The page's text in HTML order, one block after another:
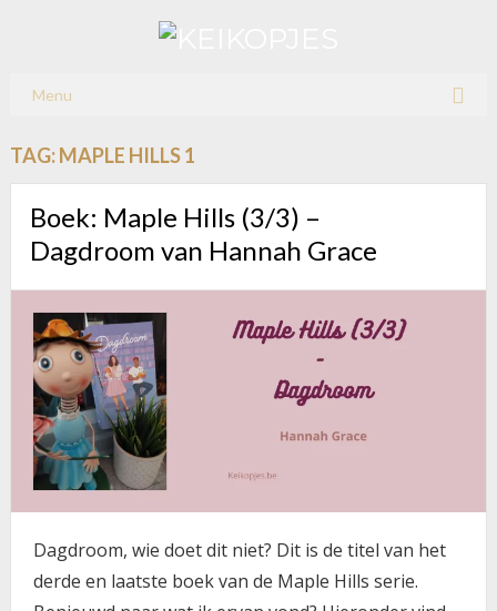
Menu
TAG:MAPLE HILLS 1
Boek: Maple Hills (3/3) –
Dagdroom van Hannah Grace
Dagdroom, wie doet dit niet? Dit is de titel van het
derde en laatste boek van de Maple Hills serie.